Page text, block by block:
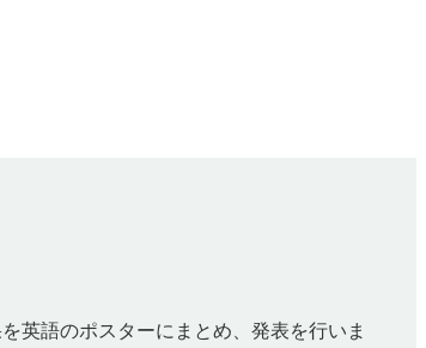
英語のポスターにまとめ、発表を行いま